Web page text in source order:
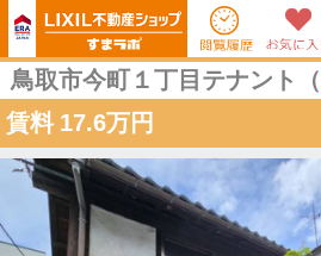
鳥取市今町１丁目テナント（
賃料 17.6万円